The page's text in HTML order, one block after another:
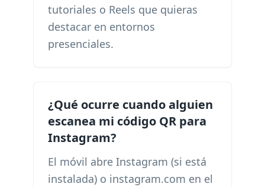
tutoriales o Reels que quieras
destacar en entornos
presenciales.
¿Qué ocurre cuando alguien
escanea mi código QR para
Instagram?
El móvil abre Instagram (si está
instalada) o instagram.com en el